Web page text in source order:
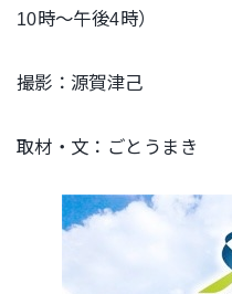
10時～午後4時）
撮影：源賀津己
取材・文：ごとうまき